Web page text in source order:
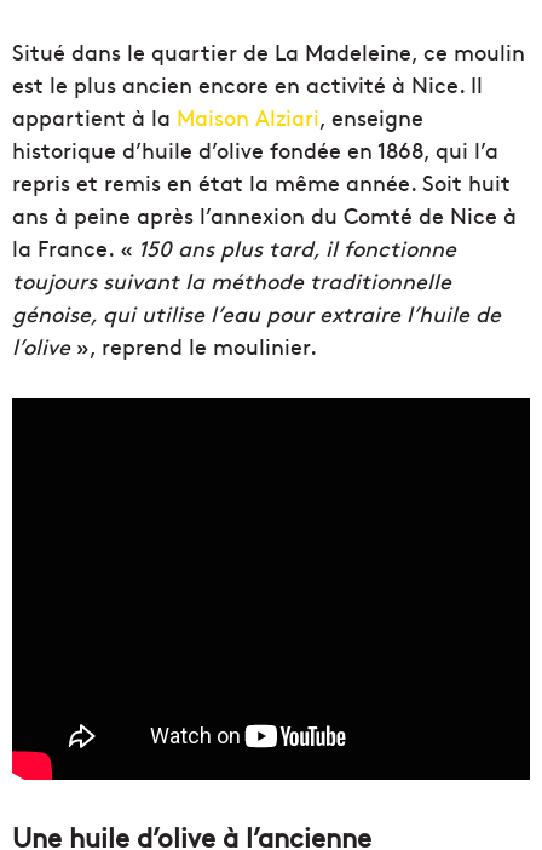
Situé dans le quartier de La Madeleine, ce moulin
est le plus ancien encore en activité à Nice. Il
appartient à la Maison Alziari, enseigne
historique d’huile d’olive fondée en 1868, qui l’a
repris et remis en état la même année. Soit huit
ans à peine après l’annexion du Comté de Nice à
la France. « 150 ans plus tard, il fonctionne
toujours suivant la méthode traditionnelle
génoise, qui utilise l’eau pour extraire l’huile de
l’olive», reprend le moulinier.
Une huile d’olive à l’ancienne